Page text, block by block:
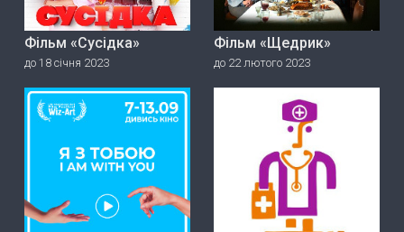
Фільм «Сусідка»
до 18 січня 2023
Фільм «Щедрик»
до 22 лютого 2023